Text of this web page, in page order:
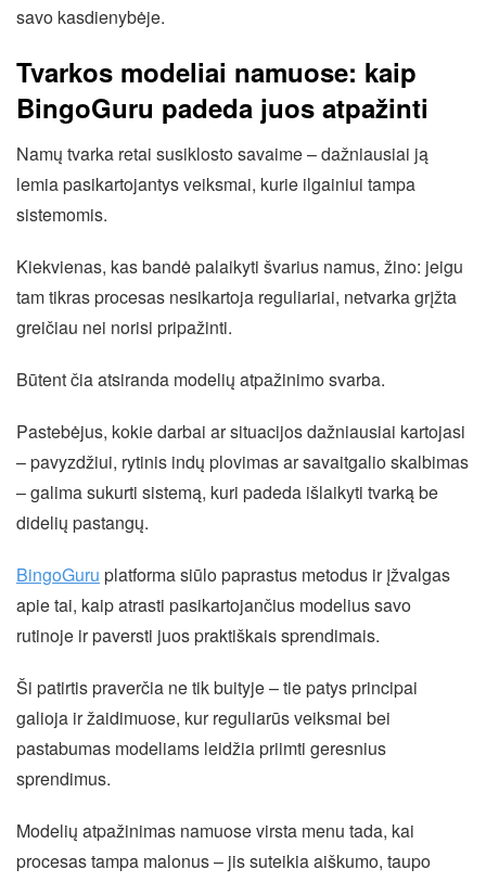
savo kasdienybėje.
Tvarkos modeliai namuose: kaip
BingoGuru padeda juos atpažinti
Namų tvarka retai susiklosto savaime – dažniausiai ją
lemia pasikartojantys veiksmai, kurie ilgainiui tampa
sistemomis.
Kiekvienas, kas bandė palaikyti švarius namus, žino: jeigu
tam tikras procesas nesikartoja reguliariai, netvarka grįžta
greičiau nei norisi pripažinti.
Būtent čia atsiranda modelių atpažinimo svarba.
Pastebėjus, kokie darbai ar situacijos dažniausiai kartojasi
– pavyzdžiui, rytinis indų plovimas ar savaitgalio skalbimas
– galima sukurti sistemą, kuri padeda išlaikyti tvarką be
didelių pastangų.
BingoGuru platforma siūlo paprastus metodus ir įžvalgas
apie tai, kaip atrasti pasikartojančius modelius savo
rutinoje ir paversti juos praktiškais sprendimais.
Ši patirtis praverčia ne tik buityje – tie patys principai
galioja ir žaidimuose, kur reguliarūs veiksmai bei
pastabumas modeliams leidžia priimti geresnius
sprendimus.
Modelių atpažinimas namuose virsta menu tada, kai
procesas tampa malonus – jis suteikia aiškumo, taupo